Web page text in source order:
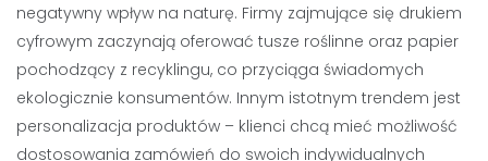
negatywny wpływ na naturę. Firmy zajmujące się drukiem
cyfrowym zaczynają oferować tusze roślinne oraz papier
pochodzący z recyklingu, co przyciąga świadomych
ekologicznie konsumentów. Innym istotnym trendem jest
personalizacja produktów – klienci chcą mieć możliwość
dostosowania zamówień do swoich indywidualnych